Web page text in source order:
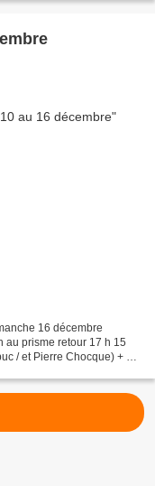
16 décembre
au prisme retour 17 h 15
/ et Pierre Chocque) + 1